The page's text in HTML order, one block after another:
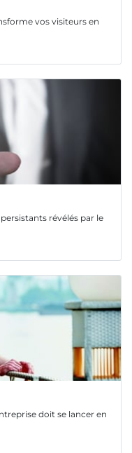
vos visiteurs en
révélés par le
doit se lancer en